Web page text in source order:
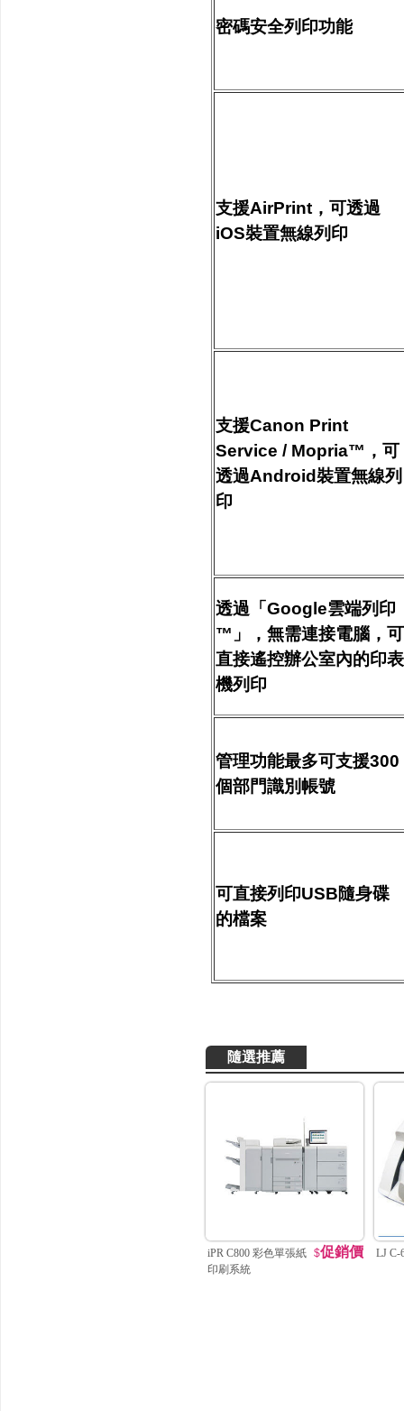
密碼安全列印功能
支援AirPrint，可透過
iOS裝置無線列印
支援Canon Print
Service / Mopria™，可
透過Android裝置無線列
印
透過「Google雲端列印
™」，無需連接電腦，可
直接遙控辦公室內的印表
機列印
管理功能最多可支援300
個部門識別帳號
可直接列印USB隨身碟
的檔案
隨選推薦
iPR C800 彩色單張紙
印刷系統
$促銷價 LJ C-